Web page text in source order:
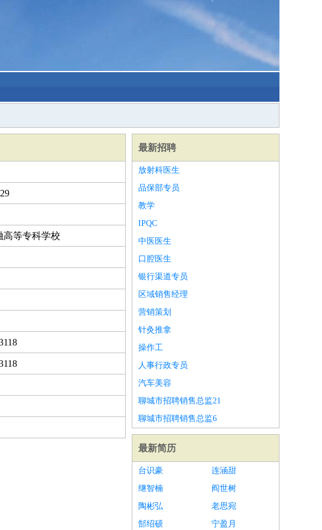
高等专科学校
最新招聘
放射科医生
品保部专员
教学
IPQC
中医医生
口腔医生
银行渠道专员
区域销售经理
营销策划
针灸推拿
操作工
人事行政专员
汽车美容
聊城市招聘销售总监21
聊城市招聘销售总监6
最新简历
台识豪
连涵甜
继智楠
阎世树
陶彬弘
老思宛
郜绍硕
宁盈月